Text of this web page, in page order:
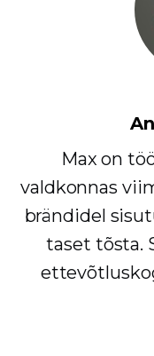
Max on
valdkonnas
brändidel
taset tõsta.